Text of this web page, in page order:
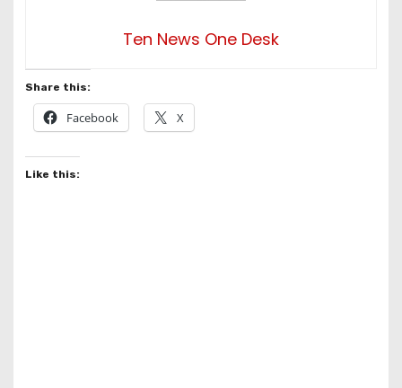
Ten News One Desk
Share this:
Facebook X
Like this: